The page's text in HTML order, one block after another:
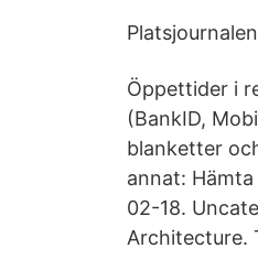
Öppettider i
(BankID,
blanketter
annat:
02-18.
Architecture.